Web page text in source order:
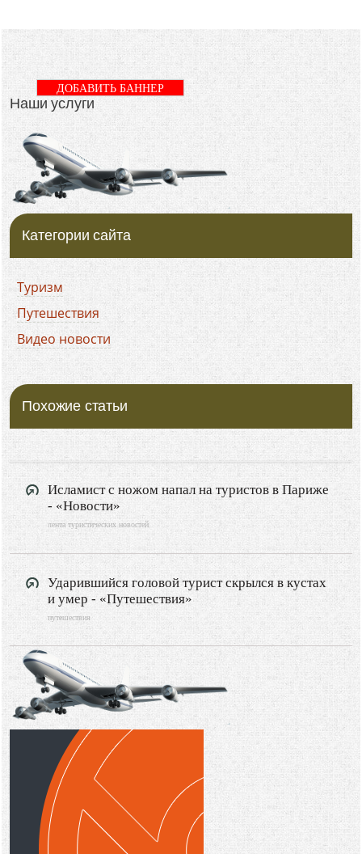
Наши услуги
ДОБАВИТЬ БАННЕР
Категории сайта
Туризм
Путешествия
Видео новости
Похожие статьи
Исламист с ножом напал на туристов в Париже
- «Новости»
лента туристических новостей
Ударившийся головой турист скрылся в кустах
и умер - «Путешествия»
путешествия